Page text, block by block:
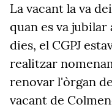
La vacant la va
quan es va jubilar
dies, el CGPJ
realitzar
renovar l'òrgan
vacant de